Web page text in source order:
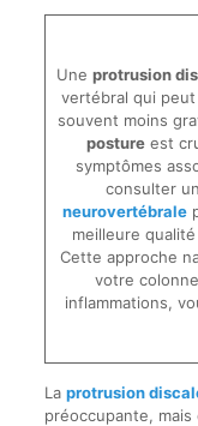
Uneprotrusion
vertébral qui
souvent moins
posture est
symptômes
consulter
neurovertébrale
meilleure
Cette approche
votre
inflammations,
La protrusion
préoccupante, mais